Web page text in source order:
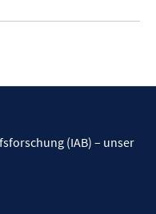
(IAB) – unser